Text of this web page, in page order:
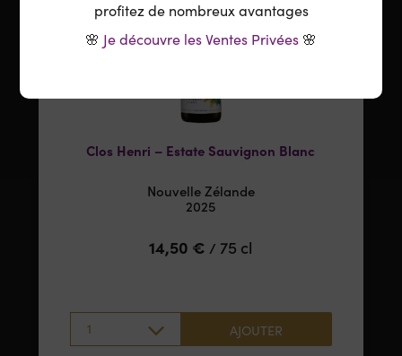
Clos Henri – Estate Sauvignon Blanc
Nouvelle Zélande
2025
14,50 € / 75 cl
1 AJOUTER
profitez de nombreux avantages
🌸 Je découvre les Ventes Privées 🌸